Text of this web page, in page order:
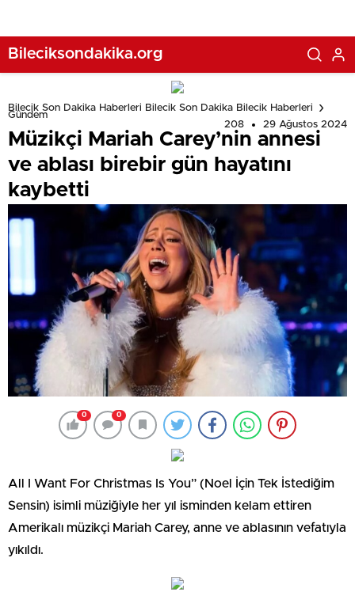
Bileciksondakika.org
Bilecik Son Dakika Haberleri Bilecik Son Dakika Bilecik Haberleri
Gündem
208
29 Ağustos 2024
Müzikçi Mariah Carey’nin annesi
ve ablası birebir gün hayatını
kaybetti
0 0
All I Want For Christmas Is You” (Noel İçin Tek İstediğim
Sensin) isimli müziğiyle her yıl isminden kelam ettiren
Amerikalı müzikçi Mariah Carey, anne ve ablasının vefatıyla
yıkıldı.